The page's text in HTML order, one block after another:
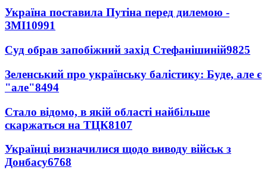
Україна поставила Путіна перед дилемою -
ЗМІ10991
Суд обрав запобіжний захід Стефанішиній9825
Зеленський про українську балістику: Буде, але є
"але"8494
Стало відомо, в якій області найбільше
скаржаться на ТЦК8107
Українці визначилися щодо виводу військ з
Донбасу6768